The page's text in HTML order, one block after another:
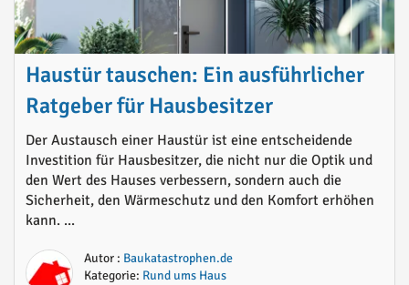
Haustür tauschen: Ein ausführlicher
Ratgeber für Hausbesitzer
Der Austausch einer Haustür ist eine entscheidende
Investition für Hausbesitzer, die nicht nur die Optik und
den Wert des Hauses verbessern, sondern auch die
Sicherheit, den Wärmeschutz und den Komfort erhöhen
kann. ...
Autor : Baukatastrophen.de
Kategorie: Rund ums Haus